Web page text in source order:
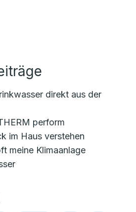
direkt aus der
perform
im Haus verstehen
meine Klimaanlage